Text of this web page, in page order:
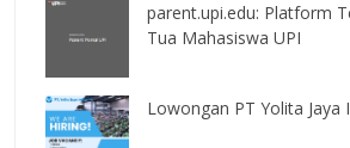
parent.upi.edu: Platform
Tua Mahasiswa UPI
Lowongan PT Yolita Jaya